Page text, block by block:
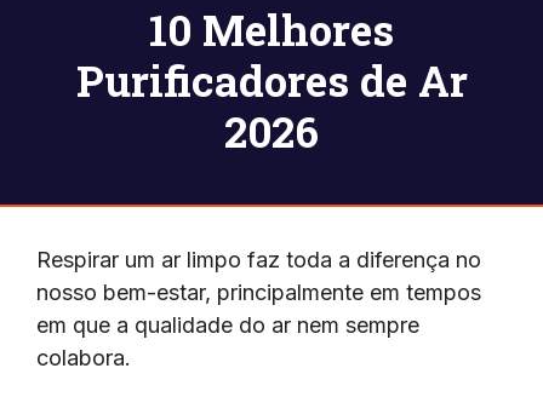
10 Melhores
Purificadores de Ar
2026
Respirar um ar limpo faz toda a diferença no
nosso bem-estar, principalmente em tempos
em que a qualidade do ar nem sempre
colabora.